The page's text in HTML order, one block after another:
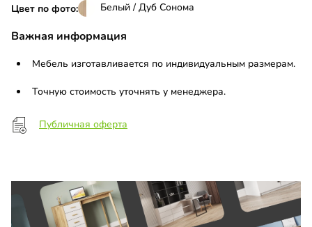
Цвет по фото: Белый / Дуб Сонома
Важная информация
Мебель изготавливается по индивидуальным размерам.
Точную стоимость уточнять у менеджера.
Публичная оферта